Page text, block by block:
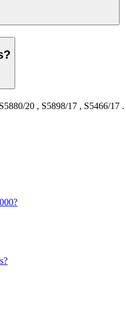
S5880/20 , S5898/17 , S5466/17 .